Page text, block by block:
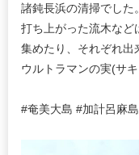
諸鈍長浜の清掃でした。
打ち上がった流木など
集めたり、それぞれ出
ウルトラマンの実(サ
#奄美大島 #加計呂麻